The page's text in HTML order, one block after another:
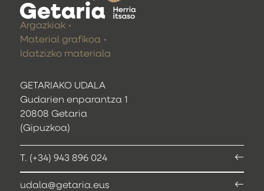
GETARIAKO UDALA
Gudarien enparantza 1
20808 Getaria
(Gipuzkoa)
T. (+34) 943 896 024
udala@getaria.eus
Argazkiak
Material grafikoa
Idatzizko materiala